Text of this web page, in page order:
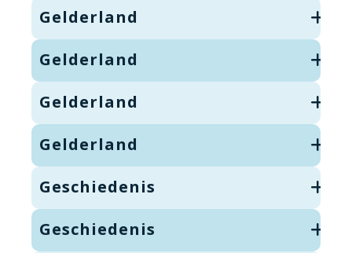
Gelderland
Gelderland
Gelderland
Gelderland
Geschiedenis
Geschiedenis